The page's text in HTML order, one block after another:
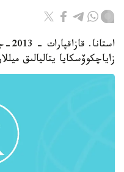
زاياچكوۆسكايا يتاليالىق